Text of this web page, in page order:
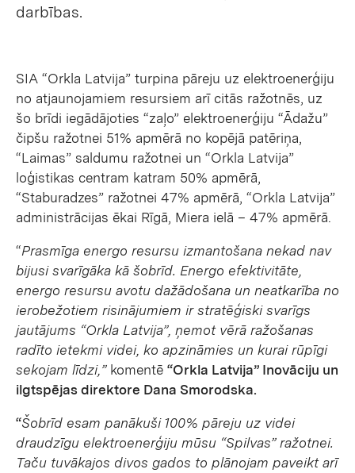
darbības.
SIA “Orkla Latvija” turpina pāreju uz elektroenerģiju
no atjaunojamiem resursiem arī citās ražotnēs, uz
šo brīdi iegādājoties “zaļo” elektroenerģiju “Ādažu”
čipšu ražotnei 51% apmērā no kopējā patēriņa,
“Laimas” saldumu ražotnei un “Orkla Latvija”
loģistikas centram katram 50% apmērā,
“Staburadzes” ražotnei 47% apmērā, “Orkla Latvija”
administrācijas ēkai Rīgā, Miera ielā – 47% apmērā.
“Prasmīga energo resursu izmantošana nekad nav
bijusi svarīgāka kā šobrīd. Energo efektivitāte,
energo resursu avotu dažādošana un neatkarība no
ierobežotiem risinājumiem ir stratēģiski svarīgs
jautājums “Orkla Latvija”, ņemot vērā ražošanas
radīto ietekmi videi, ko apzināmies un kurai rūpīgi
sekojam līdzi,” komentē “Orkla Latvija” Inovāciju un
ilgtspējas direktore Dana Smorodska.
“Šobrīd esam panākuši 100% pāreju uz videi
draudzīgu elektroenerģiju mūsu “Spilvas” ražotnei.
Taču tuvākajos divos gados to plānojam paveikt arī